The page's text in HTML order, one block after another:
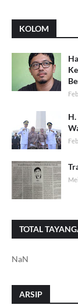
KOLOM
TOTAL
NaN
ARSIP